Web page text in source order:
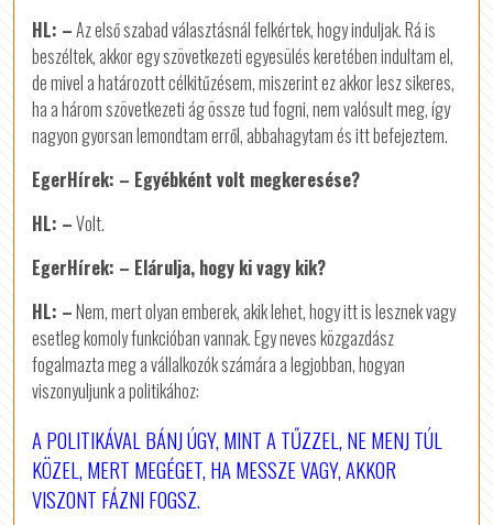
HL: –Az első szabad választásnál felkértek, hogy induljak. Rá is
beszéltek, akkor egy szövetkezeti egyesülés keretében indultam el,
de mivel a határozott célkitűzésem, miszerint ez akkor lesz sikeres,
ha a három szövetkezeti ág össze tud fogni, nem valósult meg, így
nagyon gyorsan lemondtam erről, abbahagytam és itt befejeztem.
EgerHírek: – Egyébként volt megkeresése?
HL: –Volt.
EgerHírek: – Elárulja, hogy ki vagy kik?
HL: –Nem, mert olyan emberek, akik lehet, hogy itt is lesznek vagy
esetleg komoly funkcióban vannak. Egy neves közgazdász
fogalmazta meg a vállalkozók számára a legjobban, hogyan
viszonyuljunk a politikához:
A POLITIKÁVAL BÁNJ ÚGY, MINT A TŰZZEL, NE MENJ TÚL
KÖZEL, MERT MEGÉGET, HA MESSZE VAGY, AKKOR
VISZONT FÁZNI FOGSZ.